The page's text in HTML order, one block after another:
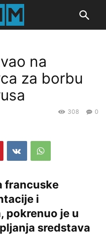
na
za borbu
0
308
francuske
i
pokrenuo je u
sredstava